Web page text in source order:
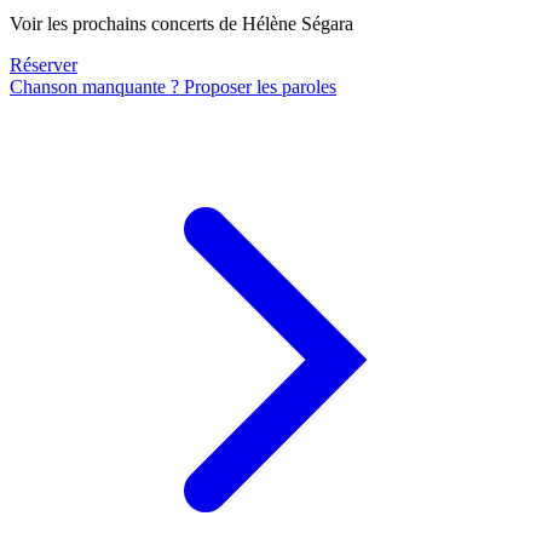
Voir les prochains concerts de Hélène Ségara
Réserver
Chanson manquante ? Proposer les paroles